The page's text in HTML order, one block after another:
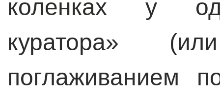
коленках у
куратора»
поглаживанием